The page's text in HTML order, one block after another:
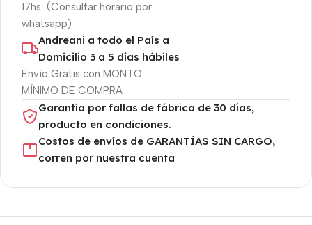
17hs (Consultar horario por
whatsapp)
Andreani a todo el País a
Domicilio 3 a 5 días hábiles
Envío Gratis con MONTO
MÍNIMO DE COMPRA
Garantía por fallas de fábrica de 30 días,
producto en condiciones.
Costos de envíos de GARANTÍAS SIN CARGO,
corren por nuestra cuenta